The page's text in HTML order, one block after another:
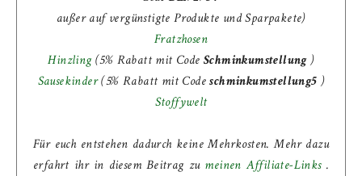
außer auf vergünstigte Produkte und Sparpakete)
Fratzhosen
Hinzling(5% Rabatt mit Code Schminkumstellung)
Sausekinder(5% Rabatt mit Codeschminkumstellung5 )
Stoffywelt
Für euch entstehen dadurch keine Mehrkosten. Mehr dazu
erfahrt ihr in diesem Beitrag zu meinen Affiliate-Links .